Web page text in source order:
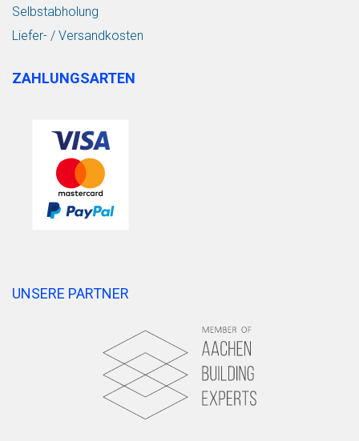
Selbstabholung
Liefer- / Versandkosten
ZAHLUNGSARTEN
UNSERE PARTNER